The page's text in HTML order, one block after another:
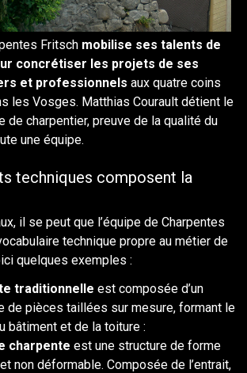
Fritsch mobilise ses talents de
concrétiser les projets de ses
et professionnels aux quatre coins
les Vosges. Matthias Courault détient le
de charpentier, preuve de la qualité du
une équipe.
techniques composent la
il se peut que l’équipe de Charpentes
technique propre au métier de
quelques exemples :
traditionnelle est composée d’un
de pièces taillées sur mesure, formant le
bâtiment et de la toiture :
charpente est une structure de forme
non déformable. Composée de l’entrait,